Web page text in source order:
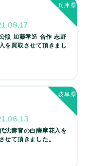
照 加藤孝造 合作 志野
を買取させて頂きまし
兵庫県
沈壽官の白薩摩花入を
せて頂きました。
岐阜県